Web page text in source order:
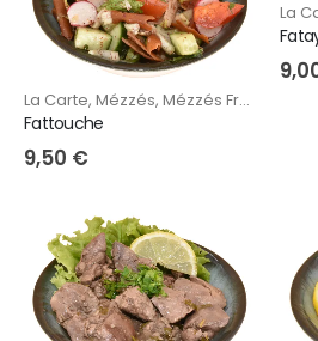
La Carte, Mézzés, Mézzés Froids
Fattouche
9,50 €
La